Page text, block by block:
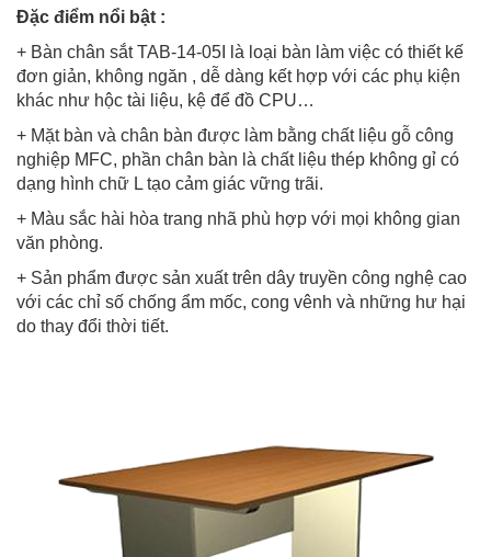
Đặc điểm nổi bật :
+ Bàn chân sắt TAB-14-05I là loại bàn làm việc có thiết kế
đơn giản, không ngăn , dễ dàng kết hợp với các phụ kiện
khác như hộc tài liệu, kệ để đồ CPU…
+ Mặt bàn và chân bàn được làm bằng chất liệu gỗ công
nghiệp MFC, phần chân bàn là chất liệu thép không gỉ có
dạng hình chữ L tạo cảm giác vững trãi.
+ Màu sắc hài hòa trang nhã phù hợp với mọi không gian
văn phòng.
+ Sản phẩm được sản xuất trên dây truyền công nghệ cao
với các chỉ số chống ẩm mốc, cong vênh và những hư hại
do thay đổi thời tiết.